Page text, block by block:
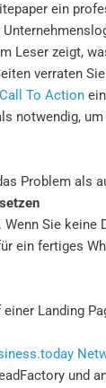
ein
Leser zeigt,
verraten
Call To Action
notwendig,
Problem als
Sie
ein fertiges
Landing
und